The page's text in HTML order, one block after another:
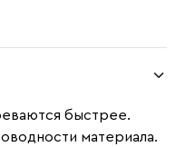
быстрее.
материала.